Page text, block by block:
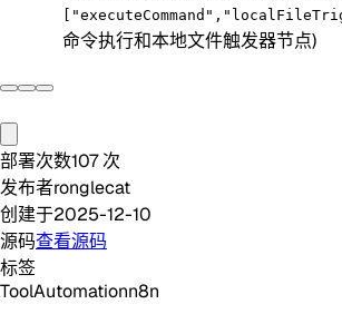
命令执行和本地文件触发器节点)
部署次数107 次
发布者ronglecat
创建于2025-12-10
源码查看源码
标签
ToolAutomationn8n